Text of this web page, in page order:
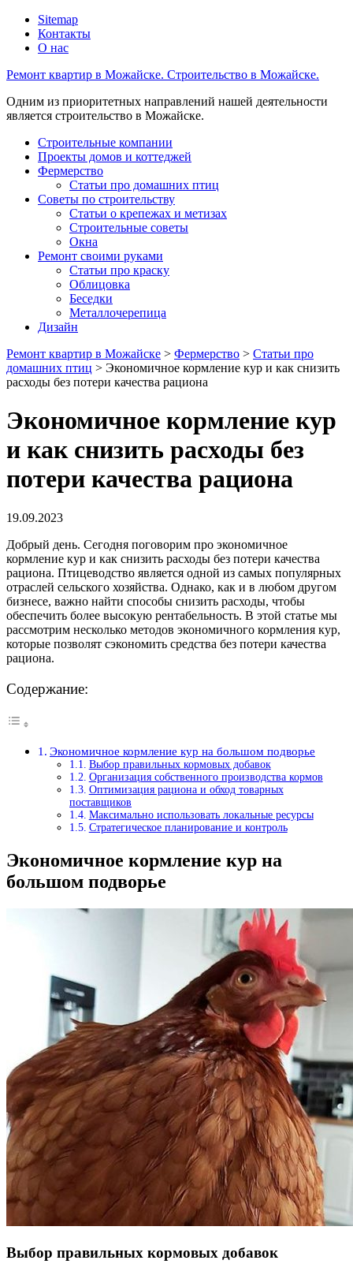
Sitemap
Контакты
О нас
Ремонт квартир в Можайске. Строительство в Можайске.
Одним из приоритетных направлений нашей деятельности
является строительство в Можайске.
Строительные компании
Проекты домов и коттеджей
Фермерство
Статьи про домашних птиц
Советы по строительству
Статьи о крепежах и метизах
Строительные советы
Окна
Ремонт своими руками
Статьи про краску
Облицовка
Беседки
Металлочерепица
Дизайн
Ремонт квартир в Можайске > Фермерство > Статьи про
домашних птиц > Экономичное кормление кур и как снизить
расходы без потери качества рациона
Экономичное кормление кур
и как снизить расходы без
потери качества рациона
19.09.2023
Добрый день. Сегодня поговорим про экономичное
кормление кур и как снизить расходы без потери качества
рациона. Птицеводство является одной из самых популярных
отраслей сельского хозяйства. Однако, как и в любом другом
бизнесе, важно найти способы снизить расходы, чтобы
обеспечить более высокую рентабельность. В этой статье мы
рассмотрим несколько методов экономичного кормления кур,
которые позволят сэкономить средства без потери качества
рациона.
Содержание:
Экономичное кормление кур на большом подворье
Выбор правильных кормовых добавок
Организация собственного производства кормов
Оптимизация рациона и обход товарных
поставщиков
Максимально использовать локальные ресурсы
Стратегическое планирование и контроль
Экономичное кормление кур на
большом подворье
Выбор правильных кормовых добавок